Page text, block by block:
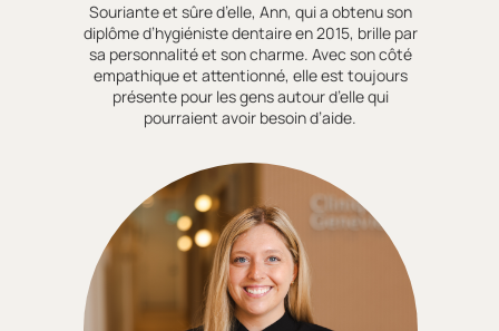
Souriante et sûre d’elle, Ann, qui a obtenu son
diplôme d’hygiéniste dentaire en 2015, brille par
sa personnalité et son charme. Avec son côté
empathique et attentionné, elle est toujours
présente pour les gens autour d’elle qui
pourraient avoir besoin d’aide.